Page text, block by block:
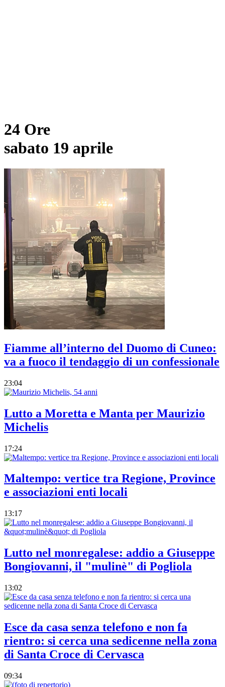
24 Ore
sabato 19 aprile
Fiamme all’interno del Duomo di Cuneo:
va a fuoco il tendaggio di un confessionale
23:04
Lutto a Moretta e Manta per Maurizio
Michelis
17:24
Maltempo: vertice tra Regione, Province
e associazioni enti locali
13:17
Lutto nel monregalese: addio a Giuseppe
Bongiovanni, il "mulinè" di Pogliola
13:02
Esce da casa senza telefono e non fa
rientro: si cerca una sedicenne nella zona
di Santa Croce di Cervasca
09:34